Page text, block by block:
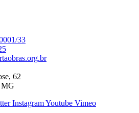
33
62
MG
InstagramYoutube Vimeo